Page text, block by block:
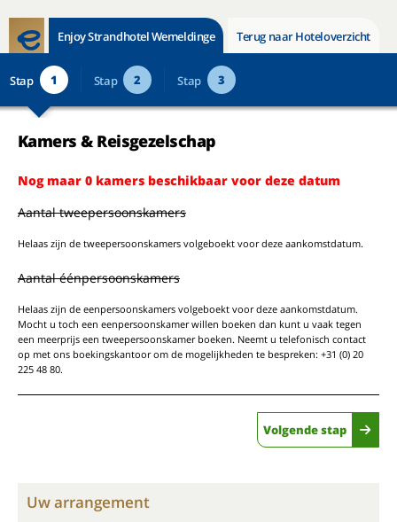
Enjoy Strandhotel Wemeldinge Terug naar Hoteloverzicht
Stap 1 Stap 2 Stap 3
Kamers & Reisgezelschap
Nog maar 0 kamers beschikbaar voor deze datum
Aantal tweepersoonskamers
Helaas zijn de tweepersoonskamers volgeboekt voor deze aankomstdatum.
Aantal éénpersoonskamers
Helaas zijn de eenpersoonskamers volgeboekt voor deze aankomstdatum.
Mocht u toch een eenpersoonskamer willen boeken dan kunt u vaak tegen
een meerprijs een tweepersoonskamer boeken. Neemt u telefonisch contact
op met ons boekingskantoor om de mogelijkheden te bespreken: +31 (0) 20
225 48 80.
Volgende stap
Uw arrangement